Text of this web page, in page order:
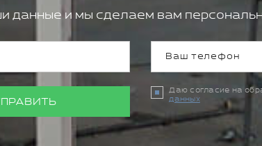
данные и мы сделаем вам
Даю согласие на
данных